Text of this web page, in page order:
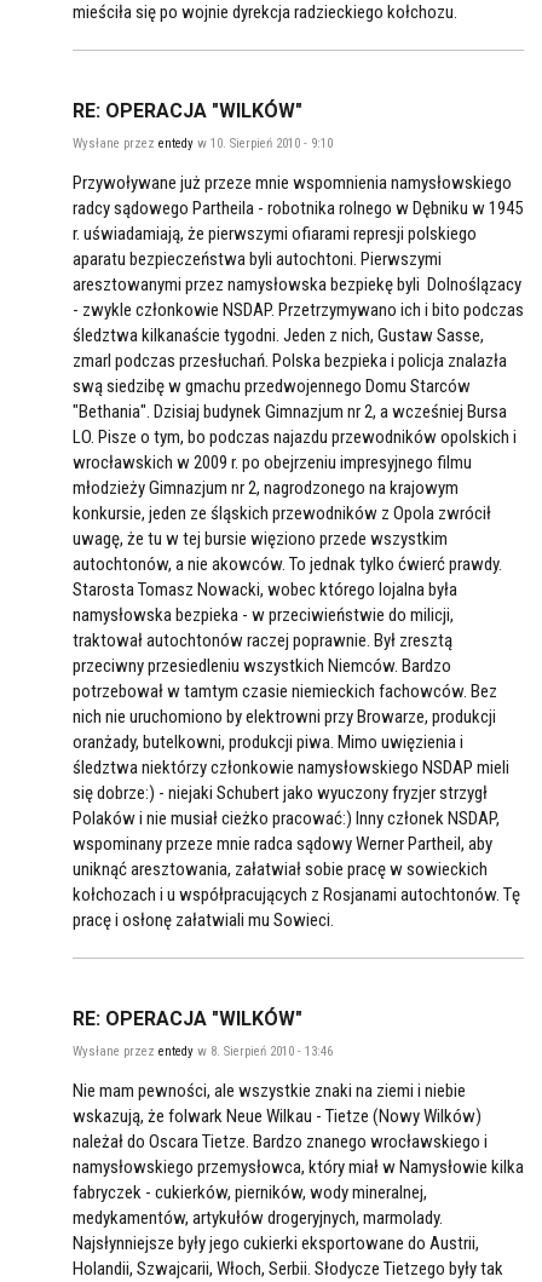
mieściła się po wojnie dyrekcja radzieckiego kołchozu.
RE: OPERACJA "WILKÓW"
Wysłane przez entedy w 10. Sierpień 2010 - 9:10
Przywoływane już przeze mnie wspomnienia namysłowskiego
radcy sądowego Partheila - robotnika rolnego w Dębniku w 1945
r. uświadamiają, że pierwszymi ofiarami represji polskiego
aparatu bezpieczeństwa byli autochtoni. Pierwszymi
aresztowanymi przez namysłowska bezpiekę byli Dolnoślązacy
- zwykle członkowie NSDAP. Przetrzymywano ich i bito podczas
śledztwa kilkanaście tygodni. Jeden z nich, Gustaw Sasse,
zmarl podczas przesłuchań. Polska bezpieka i policja znalazła
swą siedzibę w gmachu przedwojennego Domu Starców
"Bethania". Dzisiaj budynek Gimnazjum nr 2, a wcześniej Bursa
LO. Pisze o tym, bo podczas najazdu przewodników opolskich i
wrocławskich w 2009 r. po obejrzeniu impresyjnego filmu
młodzieży Gimnazjum nr 2, nagrodzonego na krajowym
konkursie, jeden ze śląskich przewodników z Opola zwrócił
uwagę, że tu w tej bursie więziono przede wszystkim
autochtonów, a nie akowców. To jednak tylko ćwierć prawdy.
Starosta Tomasz Nowacki, wobec którego lojalna była
namysłowska bezpieka - w przeciwieństwie do milicji,
traktował autochtonów raczej poprawnie. Był zresztą
przeciwny przesiedleniu wszystkich Niemców. Bardzo
potrzebował w tamtym czasie niemieckich fachowców. Bez
nich nie uruchomiono by elektrowni przy Browarze, produkcji
oranżady, butelkowni, produkcji piwa. Mimo uwięzienia i
śledztwa niektórzy członkowie namysłowskiego NSDAP mieli
się dobrze:) - niejaki Schubert jako wyuczony fryzjer strzygł
Polaków i nie musiał cieżko pracować:) Inny członek NSDAP,
wspominany przeze mnie radca sądowy Werner Partheil, aby
uniknąć aresztowania, załatwiał sobie pracę w sowieckich
kołchozach i u współpracujących z Rosjanami autochtonów. Tę
pracę i osłonę załatwiali mu Sowieci.
RE: OPERACJA "WILKÓW"
Wysłane przez entedy w 8. Sierpień 2010 - 13:46
Nie mam pewności, ale wszystkie znaki na ziemi i niebie
wskazują, że folwark Neue Wilkau - Tietze (Nowy Wilków)
należał do Oscara Tietze. Bardzo znanego wrocławskiego i
namysłowskiego przemysłowca, który miał w Namysłowie kilka
fabryczek - cukierków, pierników, wody mineralnej,
medykamentów, artykułów drogeryjnych, marmolady.
Najsłynniejsze były jego cukierki eksportowane do Austrii,
Holandii, Szwajcarii, Włoch, Serbii. Słodycze Tietzego były tak